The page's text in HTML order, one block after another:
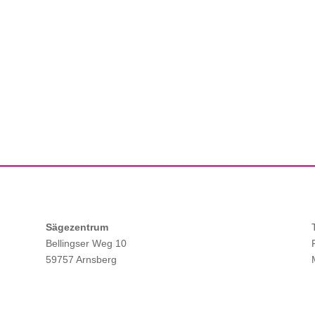
Sägezentrum
Bellingser Weg 10
59757 Arnsberg